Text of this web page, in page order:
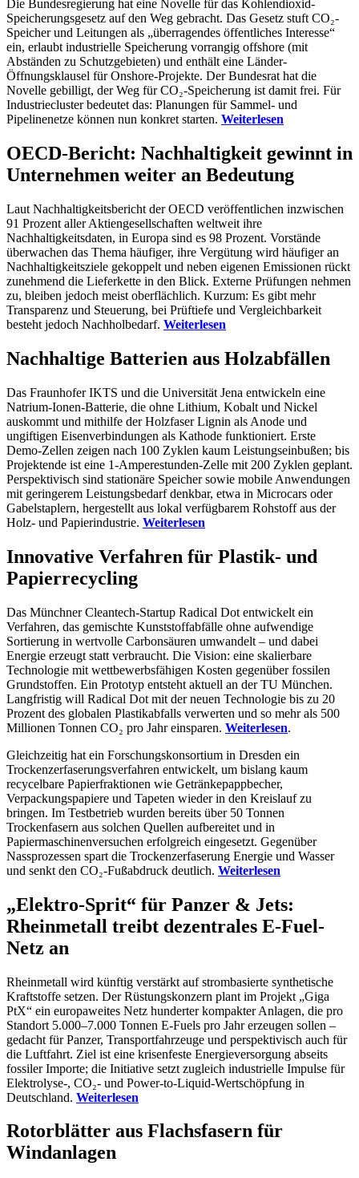
Die Bundesregierung hat eine Novelle für das Kohlendioxid-
Speicherungsgesetz auf den Weg gebracht. Das Gesetz stuft CO₂-
Speicher und Leitungen als „überragendes öffentliches Interesse“
ein, erlaubt industrielle Speicherung vorrangig offshore (mit
Abständen zu Schutzgebieten) und enthält eine Länder-
Öffnungsklausel für Onshore-Projekte. Der Bundesrat hat die
Novelle gebilligt, der Weg für CO₂-Speicherung ist damit frei. Für
Industriecluster bedeutet das: Planungen für Sammel- und
Pipelinenetze können nun konkret starten. Weiterlesen
OECD-Bericht: Nachhaltigkeit gewinnt in
Unternehmen weiter an Bedeutung
Laut Nachhaltigkeitsbericht der OECD veröffentlichen inzwischen
91 Prozent aller Aktiengesellschaften weltweit ihre
Nachhaltigkeitsdaten, in Europa sind es 98 Prozent. Vorstände
überwachen das Thema häufiger, ihre Vergütung wird häufiger an
Nachhaltigkeitsziele gekoppelt und neben eigenen Emissionen rückt
zunehmend die Lieferkette in den Blick. Externe Prüfungen nehmen
zu, bleiben jedoch meist oberflächlich. Kurzum: Es gibt mehr
Transparenz und Steuerung, bei Prüftiefe und Vergleichbarkeit
besteht jedoch Nachholbedarf. Weiterlesen
Nachhaltige Batterien aus Holzabfällen
Das Fraunhofer IKTS und die Universität Jena entwickeln eine
Natrium-Ionen-Batterie, die ohne Lithium, Kobalt und Nickel
auskommt und mithilfe der Holzfaser Lignin als Anode und
ungiftigen Eisenverbindungen als Kathode funktioniert. Erste
Demo-Zellen zeigen nach 100 Zyklen kaum Leistungseinbußen; bis
Projektende ist eine 1-Amperestunden-Zelle mit 200 Zyklen geplant.
Perspektivisch sind stationäre Speicher sowie mobile Anwendungen
mit geringerem Leistungsbedarf denkbar, etwa in Microcars oder
Gabelstaplern, hergestellt aus lokal verfügbarem Rohstoff aus der
Holz- und Papierindustrie. Weiterlesen
Innovative Verfahren für Plastik- und
Papierrecycling
Das Münchner Cleantech-Startup Radical Dot entwickelt ein
Verfahren, das gemischte Kunststoffabfälle ohne aufwendige
Sortierung in wertvolle Carbonsäuren umwandelt – und dabei
Energie erzeugt statt verbraucht. Die Vision: eine skalierbare
Technologie mit wettbewerbsfähigen Kosten gegenüber fossilen
Grundstoffen. Ein Prototyp entsteht aktuell an der TU München.
Langfristig will Radical Dot mit der neuen Technologie bis zu 20
Prozent des globalen Plastikabfalls verwerten und so mehr als 500
Millionen Tonnen CO₂ pro Jahr einsparen. Weiterlesen.
Gleichzeitig hat ein Forschungskonsortium in Dresden ein
Trockenzerfaserungsverfahren entwickelt, um bislang kaum
recycelbare Papierfraktionen wie Getränkepappbecher,
Verpackungspapiere und Tapeten wieder in den Kreislauf zu
bringen. Im Testbetrieb wurden bereits über 50 Tonnen
Trockenfasern aus solchen Quellen aufbereitet und in
Papiermaschinenversuchen erfolgreich eingesetzt. Gegenüber
Nassprozessen spart die Trockenzerfaserung Energie und Wasser
und senkt den CO₂-Fußabdruck deutlich. Weiterlesen
„Elektro-Sprit“ für Panzer & Jets:
Rheinmetall treibt dezentrales E-Fuel-
Netz an
Rheinmetall wird künftig verstärkt auf strombasierte synthetische
Kraftstoffe setzen. Der Rüstungskonzern plant im Projekt „Giga
PtX“ ein europaweites Netz hunderter kompakter Anlagen, die pro
Standort 5.000–7.000 Tonnen E-Fuels pro Jahr erzeugen sollen –
gedacht für Panzer, Transportfahrzeuge und perspektivisch auch für
die Luftfahrt. Ziel ist eine krisenfeste Energieversorgung abseits
fossiler Importe; die Initiative setzt zugleich industrielle Impulse für
Elektrolyse-, CO₂- und Power-to-Liquid-Wertschöpfung in
Deutschland. Weiterlesen
Rotorblätter aus Flachsfasern für
Windanlagen